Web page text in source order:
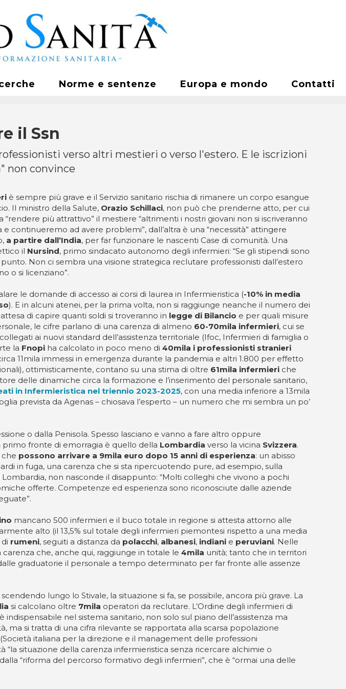
Norme e sentenze Europa e mondo Contatti
il Ssn
verso altri mestieri o verso l'estero. E le iscrizioni
non convince
è sempre più grave e il Servizio sanitario rischia di rimanere un corpo esangue
Il ministro della Salute, Orazio Schillaci, non può che prenderne atto, per cui
“rendere più attrattivo” il mestiere “altrimenti i nostri giovani non si iscriveranno
e continueremo ad avere problemi”, dall’altra è una “necessità” attingere
a partire dall’India, per far funzionare le nascenti Case di comunità. Una
il Nursind, primo sindacato autonomo degli infermieri: “Se gli stipendi sono
Non ci sembra una visione strategica reclutare professionisti dall’estero
o si licenziano”.
le domande di accesso ai corsi di laurea in Infermieristica (-10% in media
). E in alcuni atenei, per la prima volta, non si raggiunge neanche il numero dei
di capire quanti soldi si troveranno in legge di Bilancio e per quali misure
le cifre parlano di una carenza di almeno 60-70mila infermieri, cui se
ai nuovi standard dell’assistenza territoriale (Ifoc, Infermieri di famiglia o
la Fnopi ha calcolato in poco meno di 40mila i professionisti stranieri
11mila immessi in emergenza durante la pandemia e altri 1.800 per effetto
ottimisticamente, contano su una stima di oltre 61mila infermieri che
delle dinamiche circa la formazione e l’inserimento del personale sanitario,
in Infermieristica nel triennio 2023-2025, con una media inferiore a 13mila
prevista da Agenas – chiosava l’esperto – un numero che mi sembra un po’
o dalla Penisola. Spesso lasciano e vanno a fare altro oppure
primo fronte di emorragia è quello della Lombardia verso la vicina Svizzera.
che possono arrivare a 9mila euro dopo 15 anni di esperienza: un abisso
in fuga, una carenza che si sta ripercuotendo pure, ad esempio, sulla
non nasconde il disappunto: “Molti colleghi che vivono a pochi
offerte. Competenze ed esperienza sono riconosciute dalle aziende
mancano 500 infermieri e il buco totale in regione si attesta attorno alle
alto (il 13,5% sul totale degli infermieri piemontesi rispetto a una media
rumeni, seguiti a distanza da polacchi, albanesi, indiani e peruviani. Nelle
carenza che, anche qui, raggiunge in totale le 4mila unità; tanto che in territori
graduatorie il personale a tempo determinato per far fronte alle assenze
lungo lo Stivale, la situazione si fa, se possibile, ancora più grave. La
si calcolano oltre 7mila operatori da reclutare. L’Ordine degli infermieri di
nel sistema sanitario, non solo sul piano dell’assistenza ma
ma si tratta di una cifra rilevante se rapportata alla scarsa popolazione
(Società italiana per la direzione e il management delle professioni
situazione della carenza infermieristica senza ricercare alchimie o
“riforma del percorso formativo degli infermieri”, che è “ormai una delle